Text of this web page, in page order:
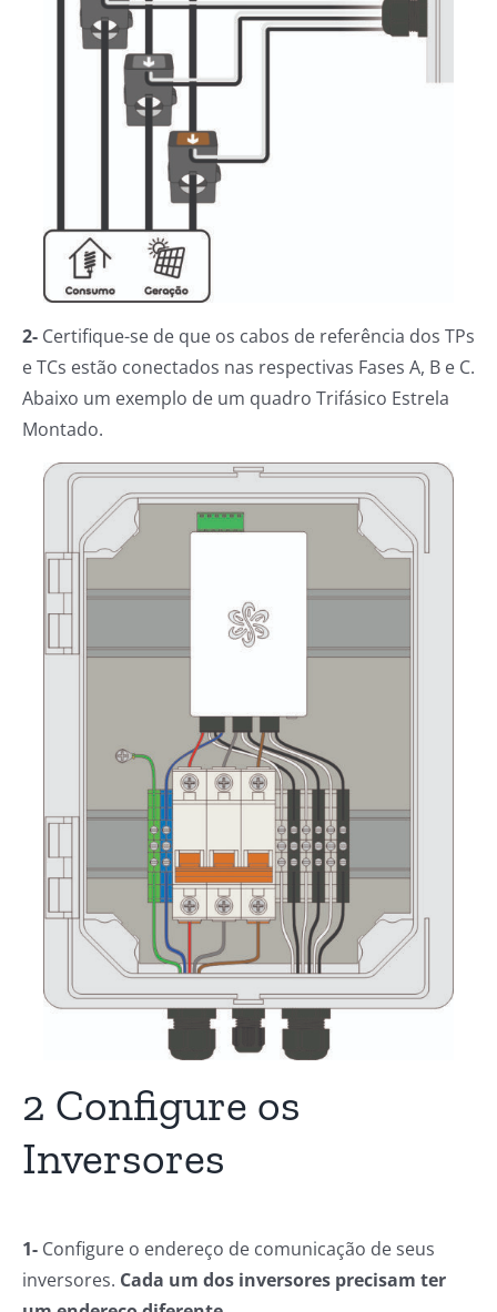
2- Certifique-se de que os cabos de referência dos TPs
e TCs estão conectados nas respectivas Fases A, B e C.
Abaixo um exemplo de um quadro Trifásico Estrela
Montado.
2 Configure os
Inversores
1- Configure o endereço de comunicação de seus
inversores. Cada um dos inversores precisam ter